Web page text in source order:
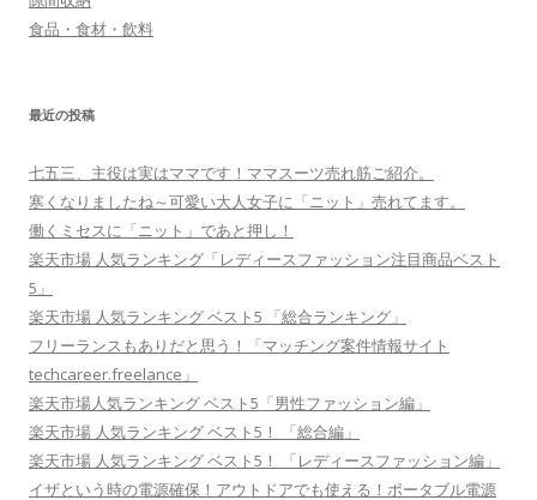
食品・食材・飲料
最近の投稿
七五三、主役は実はママです！ママスーツ売れ筋ご紹介。
寒くなりましたね～可愛い大人女子に「ニット」売れてます。
働くミセスに「ニット」であと押し！
楽天市場 人気ランキング「レディースファッション注目商品ベスト
5」
楽天市場 人気ランキング ベスト5 「総合ランキング」
フリーランスもありだと思う！「マッチング案件情報サイト
techcareer.freelance」
楽天市場人気ランキング ベスト5「男性ファッション編」
楽天市場 人気ランキング ベスト5！ 「総合編」
楽天市場 人気ランキング ベスト5！ 「レディースファッション編」
イザという時の電源確保！アウトドアでも使える！ポータブル電源